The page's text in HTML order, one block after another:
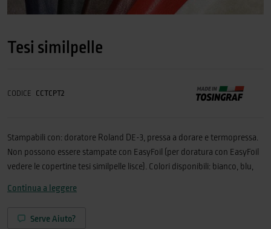
Tesi similpelle
CODICE CCTCPT2
Stampabili con: doratore Roland DE-3, pressa a dorare e termopressa.
Non possono essere stampate con EasyFoil (per doratura con EasyFoil
vedere le copertine tesi similpelle lisce). Colori disponibili: bianco, blu,
Continua a leggere
Serve Aiuto?